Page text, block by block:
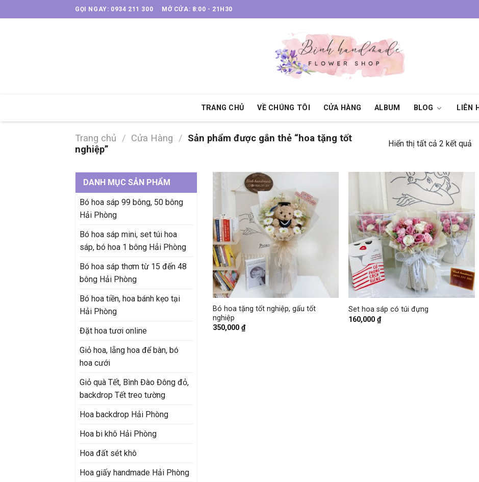
to
GỌI NGAY: 0934 211 300 MỞ CỬA: 8:00 - 21H30
TRANG CHỦ VỀ CHÚNG TÔI CỬA HÀNG ALBUM BLOG LIÊN
Trang chủ / Cửa Hàng / Sản phẩm được gắn thẻ “hoa tặng tốt
nghiệp”
Hiển thị tất cả 2 kết quả
DANH MỤC SẢN PHẨM
Bó hoa sáp 99 bông, 50 bông
Hải Phòng
Bó hoa sáp mini, set túi hoa
sáp, bó hoa 1 bông Hải Phòng
Bó hoa sáp thơm từ 15 đến 48
bông Hải Phòng
Bó hoa tiền, hoa bánh kẹo tại
Hải Phòng
Đặt hoa tươi online
Giỏ hoa, lẵng hoa để bàn, bó
hoa cưới
Giỏ quà Tết, Bình Đào Đông đỏ,
backdrop Tết treo tường
Hoa backdrop Hải Phòng
Hoa bi khô Hải Phòng
Hoa đất sét khô
Hoa giấy handmade Hải Phòng
+
Bó hoa tặng tốt nghiệp, gấu tốt
nghiệp
350,000 ₫
+
Set hoa sáp có túi đựng
160,000₫